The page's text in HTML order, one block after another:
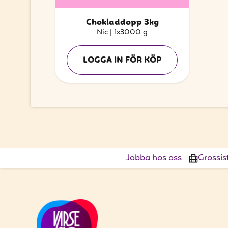
Chokladdopp 3kg
Nic | 1x3000 g
LOGGA IN FÖR KÖP
Jobba hos oss